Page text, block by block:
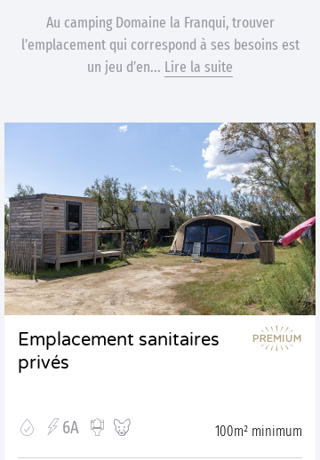
Au camping Domaine la Franqui, trouver
l’emplacement qui correspond à ses besoins est
un jeu d’en... Lire la suite
Emplacement sanitaires
privés
6A 100m² minimum